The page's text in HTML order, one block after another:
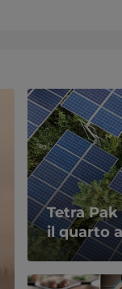
Tetra
il quarto